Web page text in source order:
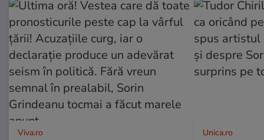
Viva.ro Unica.ro